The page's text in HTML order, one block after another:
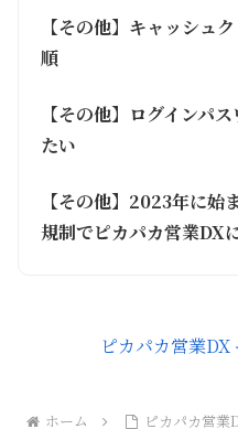
【その他】キャッシュ
順
【その他】ログインパ
たい
【その他】2023年に
規制でピカパカ営業DX
ピカパカ営業
ホーム ピカパカ営業